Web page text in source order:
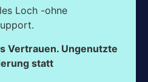
Loch -ohne
Vertrauen. Ungenutzte
statt